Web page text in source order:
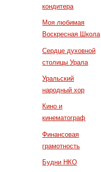
кондитера
Моя любимая
Воскресная Школа
Сердце духовной
столицы Урала
Уральский
народный хор
Кино и
кинематограф
Финансовая
грамотность
Будни НКО